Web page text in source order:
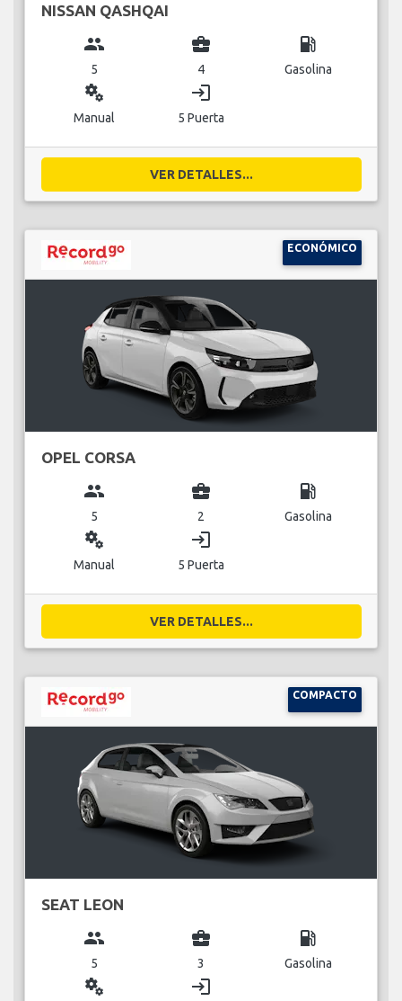
NISSAN QASHQAI
group
5
business_center
4
local_gas_station
Gasolina
miscellaneous_services
Manual
login
5 Puerta
VER DETALLES...
ECONÓMICO
OPEL CORSA
group
5
business_center
2
local_gas_station
Gasolina
miscellaneous_services
Manual
login
5 Puerta
VER DETALLES...
COMPACTO
SEAT LEON
group
5
business_center
3
local_gas_station
Gasolina
miscellaneous_services login